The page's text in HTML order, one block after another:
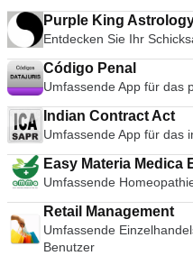
Purple King
Entdecken Sie Ihr
Código Penal
Umfassende App für das
Indian Contract Act
Umfassende App für das
Easy Materia Medica
Umfassende
Retail Management
Umfassende
Benutzer